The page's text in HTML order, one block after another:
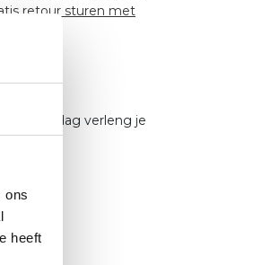
ons
heeft
retour sturen met
per dag verleng je